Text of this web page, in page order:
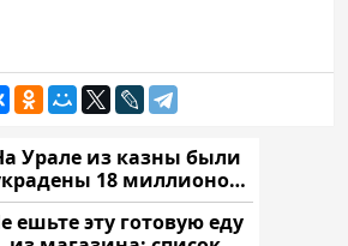
Урале из казны были
18 миллионов
рублей
ешьте эту готовую еду